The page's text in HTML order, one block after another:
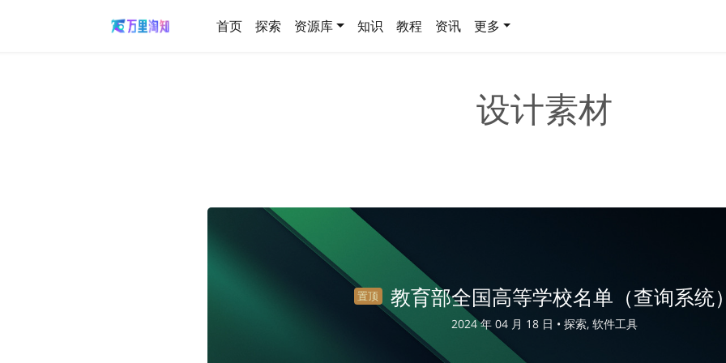
首页 探索 资源库 知识 教程 资讯 更多
设计素材
置顶 教育部全国高等学校名单（查询系统
2024 年 04 月 18 日 • 探索, 软件工具